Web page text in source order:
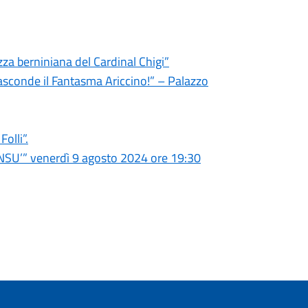
berniniana del Cardinal Chigi”
il Fantasma Ariccino!” – Palazzo
venerdì 9 agosto 2024 ore 19:30